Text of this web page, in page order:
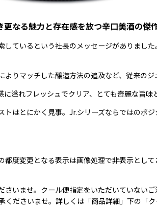
更なる魅力と存在感を放つ辛口美酒の傑
ているという社長のメッセージがありまし
りマッチした醸造方法の追及など、従来の
れフレッシュでクリア、とても奇麗な旨味
はとにかく見事。Jr.シリーズならではのポ
度変更となる表示は画像処理で非表示として
いませ。クール便指定をいただいていない
ださいませ。詳しくは「商品詳細」下の「ク